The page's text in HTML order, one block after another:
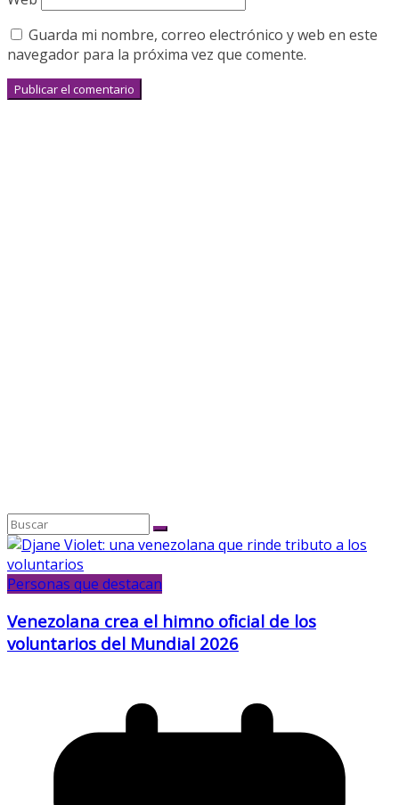
Guarda mi nombre, correo electrónico y web en este
navegador para la próxima vez que comente.
Personas que destacan
Venezolana crea el himno oficial de los
voluntarios del Mundial 2026